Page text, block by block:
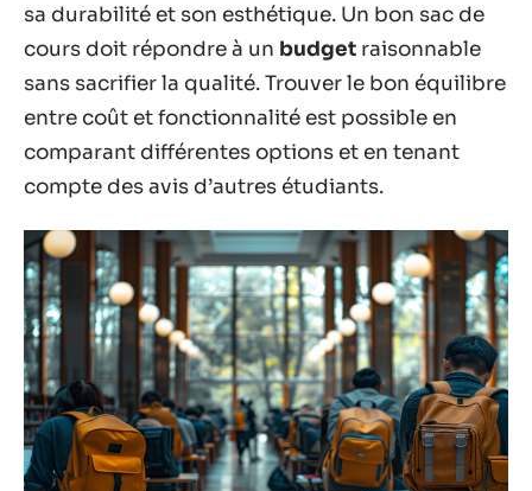
sa durabilité et son esthétique. Un bon sac de
cours doit répondre à un budget raisonnable
sans sacrifier la qualité. Trouver le bon équilibre
entre coût et fonctionnalité est possible en
comparant différentes options et en tenant
compte des avis d’autres étudiants.